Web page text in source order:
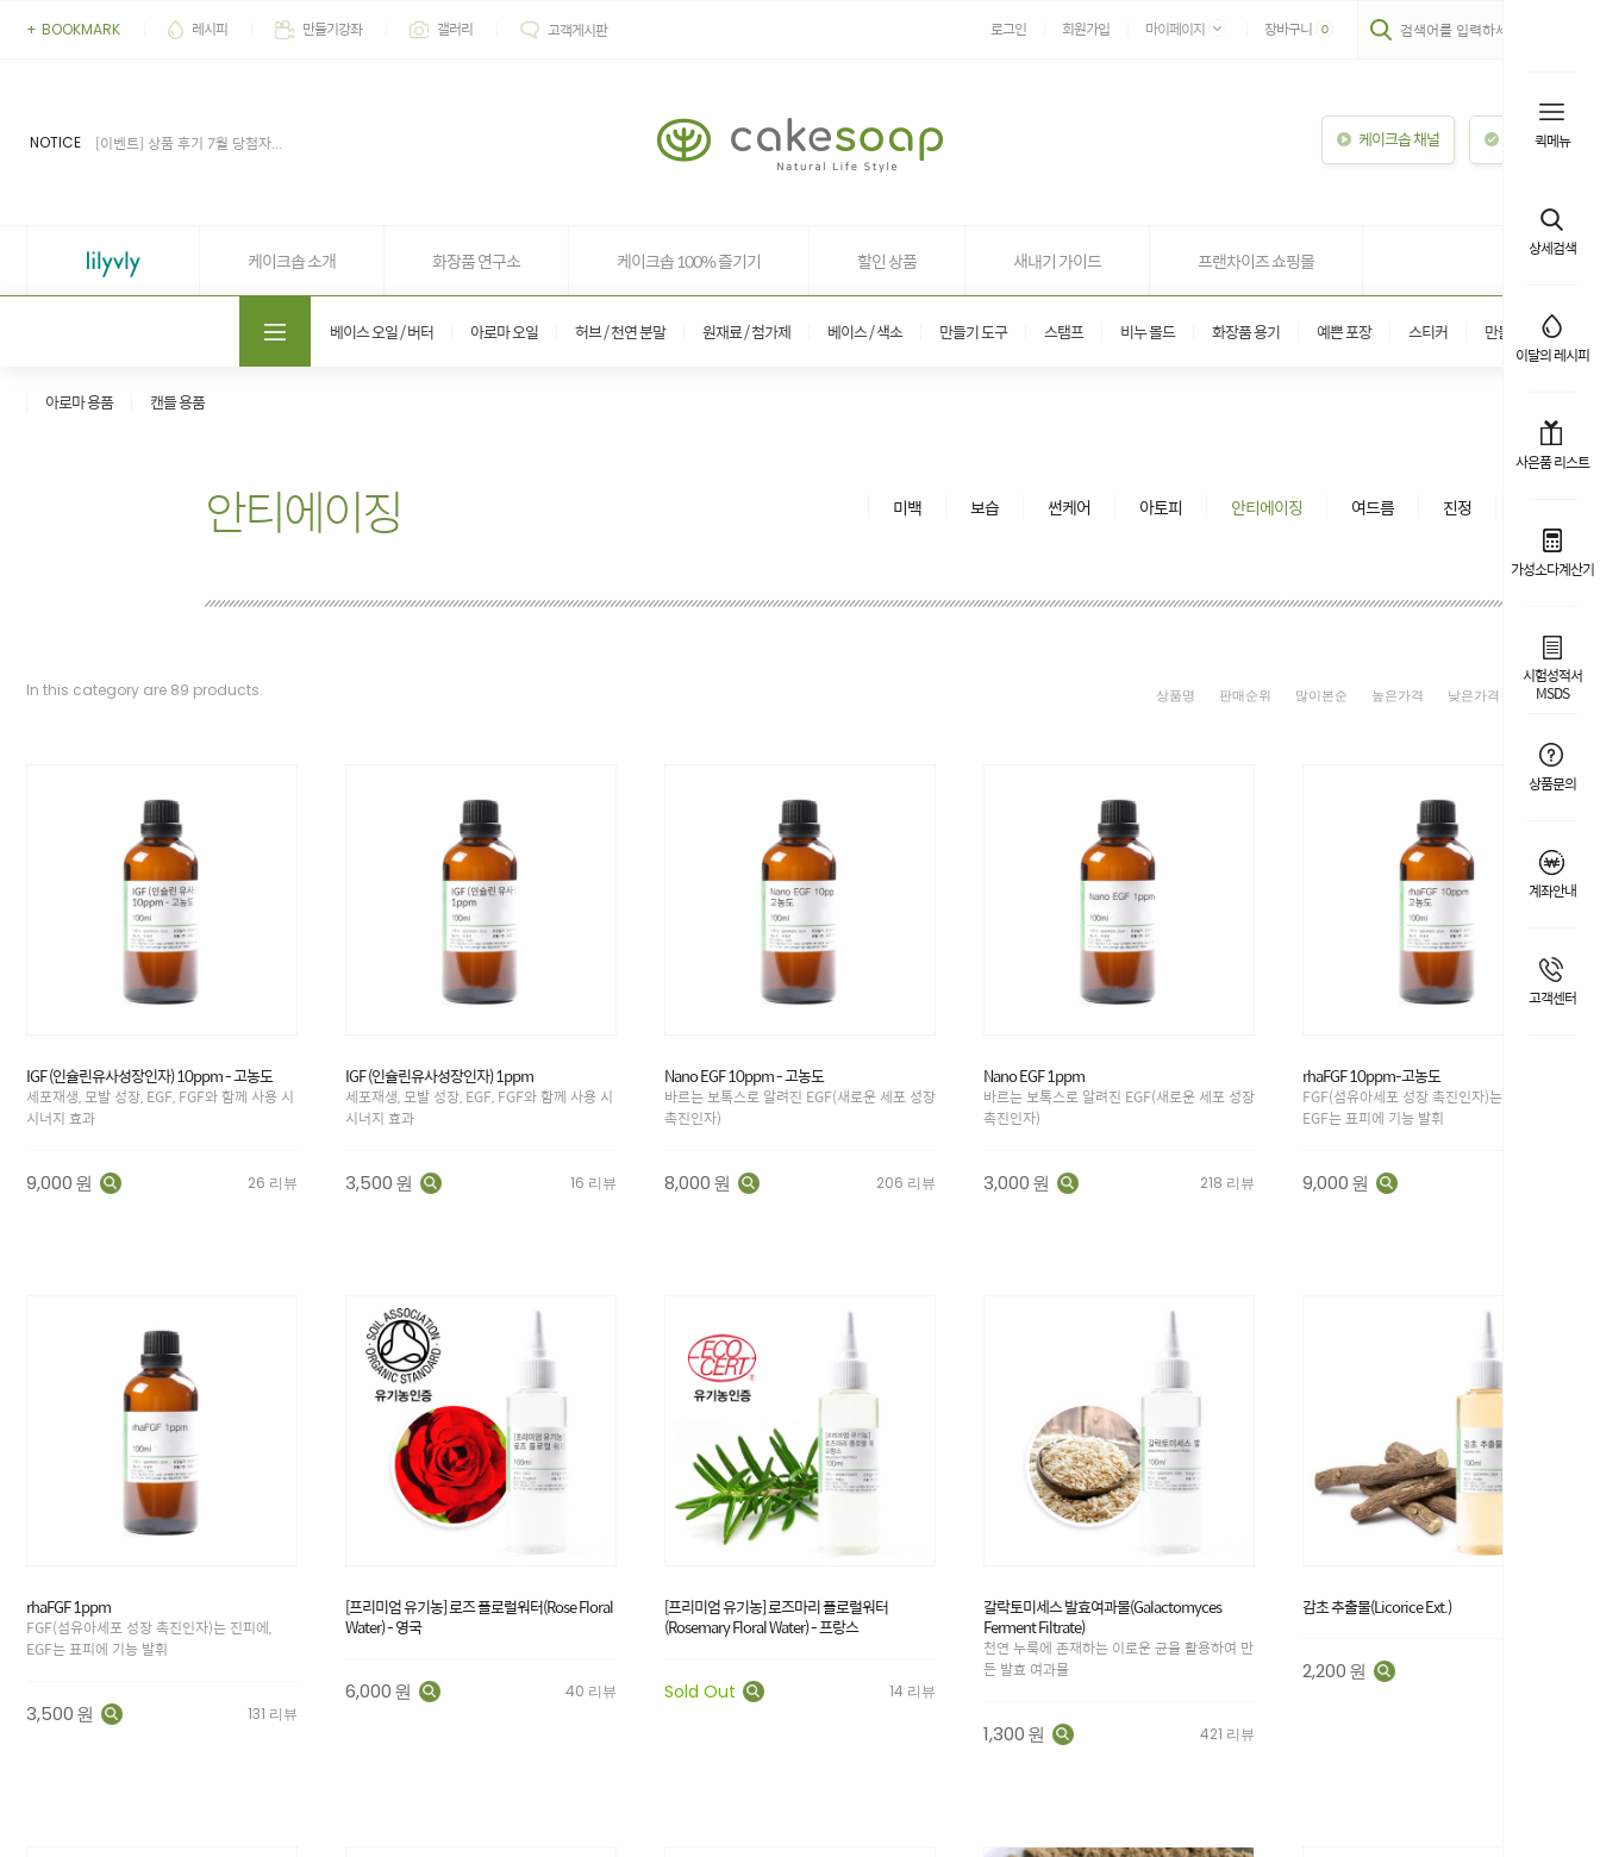
퀵메뉴
상세검색
이달의 레시피
사은품 리스트
가성소다계산기
시험성적서
MSDS
상품문의
계좌안내
고객센터
+ BOOKMARK 레시피 만들기강좌 갤러리 고객게시판 로그인 회원가입 마이페이지 장바구니 0
NOTICE
[이벤트] 상품 후기 6월 당첨자...
케이크솝 채널 이용안내
케이크솝 소개 화장품 연구소 케이크솝 100% 즐기기 할인 상품 새내기 가이드 프랜차이즈 쇼핑몰
베이스 오일 / 버터 아로마 오일 허브 / 천연 분말 원재료 / 첨가제 베이스 / 색소 만들기 도구 스탬프 비누 몰드 화장품 용기 예쁜 포장 스티커 만들기 키트
아로마 용품 캔들 용품
안티에이징 미백 보습 썬케어 아토피 안티에이징 여드름 진정
In this category are 89 products. 상품명 판매순위 많이본순 높은가격 낮은가격 신상품
IGF (인슐린유사성장인자) 10ppm - 고농도
세포재생, 모발 성장, EGF, FGF와 함께 사용 시
시너지 효과
9,000원 26 리뷰
IGF (인슐린유사성장인자) 1ppm
세포재생, 모발 성장, EGF, FGF와 함께 사용 시
시너지 효과
3,500원 16 리뷰
Nano EGF 10ppm - 고농도
바르는 보톡스로 알려진 EGF(새로운 세포 성장
촉진인자)
8,000원 206 리뷰
Nano EGF 1ppm
바르는 보톡스로 알려진 EGF(새로운 세포 성장
촉진인자)
3,000원 218 리뷰
rhaFGF 10ppm-고농도
FGF(섬유아세포 성장 촉진인자)는 진피에,
EGF는 표피에 기능 발휘
9,000원
rhaFGF 1ppm
FGF(섬유아세포 성장 촉진인자)는 진피에,
EGF는 표피에 기능 발휘
3,500원 131 리뷰
[프리미엄 유기농] 로즈 플로럴워터(Rose Floral
Water) - 영국
6,000원 40 리뷰
[프리미엄 유기농] 로즈마리 플로럴워터
(Rosemary Floral Water) - 프랑스
Sold Out 14 리뷰
갈락토미세스 발효여과물(Galactomyces
Ferment Filtrate)
천연 누룩에 존재하는 이로운 균을 활용하여 만
든 발효 여과물
1,300원 421 리뷰
감초 추출물(Licorice Ext.)
2,200원